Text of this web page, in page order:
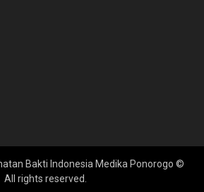
Bakti Indonesia Medika Ponorogo ©
All rights reserved.